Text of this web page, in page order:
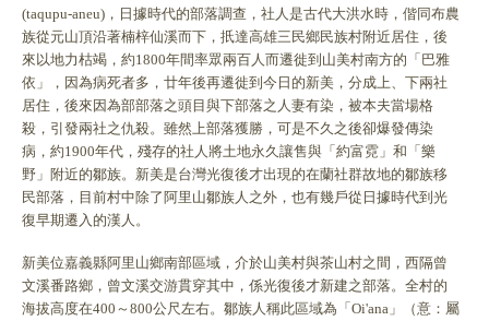
(taqupu-aneu)，日據時代的部落調查，社人是古代大洪水時，偕同布農
族從元山頂沿著楠梓仙溪而下，扺達高雄三民鄉民族村附近居住，後
來以地力枯竭，約1800年間率眾兩百人而遷徙到山美村南方的「巴雅
依」，因為病死者多，廿年後再遷徙到今日的新美，分成上、下兩社
居住，後來因為部部落之頭目與下部落之人妻有染，被本夫當場格
殺，引發兩社之仇殺。雖然上部落獲勝，可是不久之後卻爆發傳染
病，約1900年代，殘存的社人將土地永久讓售與「約富霓」和「樂
野」附近的鄒族。新美是台灣光復後才出現的在蘭社群故地的鄒族移
民部落，目前村中除了阿里山鄒族人之外，也有幾戶從日據時代到光
復早期遷入的漢人。
新美位嘉義縣阿里山鄉南部區域，介於山美村與茶山村之間，西隔曾
文溪番路鄉，曾文溪交游貫穿其中，係光復後才新建之部落。全村的
海拔高度在400～800公尺左右。鄒族人稱此區域為「Oi'ana」（意：屬